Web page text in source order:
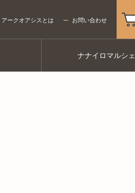
アークオアシスとは お問い合わせ
ナナイロマルシェ